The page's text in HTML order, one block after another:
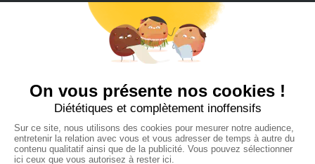
Louer une moto avec Rodeeo
Louer un scooter avec Rodeeo
Louer un vélo avec Rodeeo
Louer un Camping-Car avec Rodeeo